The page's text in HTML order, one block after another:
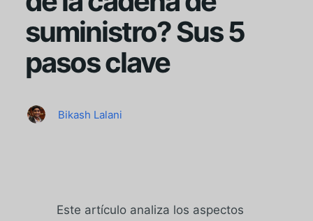
suministro? Sus 5
pasos clave
Bikash Lalani
Este artículo analiza los aspectos